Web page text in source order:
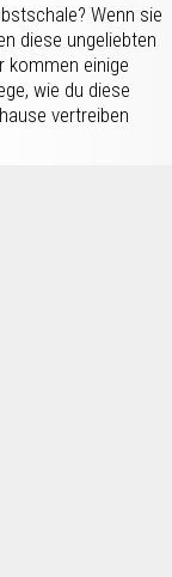
Wenn sie
diese ungeliebten
kommen einige
wie du diese
vertreiben